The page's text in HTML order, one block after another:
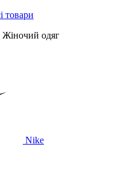
Жіночий одяг
Nike